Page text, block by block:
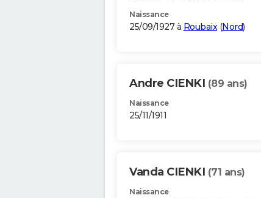
Naissance
25/09/1927 à Roubaix(Nord)
Andre CIENKI (89 ans)
Naissance
25/11/1911
Vanda CIENKI (71 ans)
Naissance